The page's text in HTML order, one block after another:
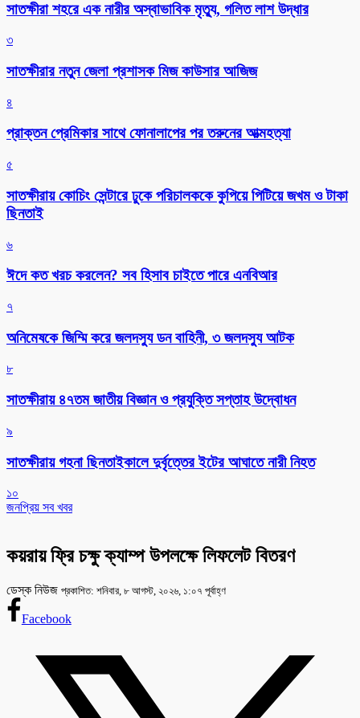
সাতক্ষীরা শহরে এক নারীর অস্বাভাবিক মৃত্যু, গলিত লাশ উদ্ধার
৩
সাতক্ষীরার নতুন জেলা প্রশাসক মিজ কাউসার আজিজ
৪
প্রাক্তন প্রেমিকার সাথে ফোনালাপের পর তরুনের আত্মহত্যা
৫
সাতক্ষীরায় কোচিং সেন্টারে ঢুকে পরিচালককে কুপিয়ে পিটিয়ে জখম ও টাকা
ছিনতাই
৬
ঈদে কত খরচ করলেন? সব হিসাব চাইতে পারে এনবিআর
৭
অনিমেষকে জিম্মি করে জলদস্যু ডন বাহিনী, ৩ জলদস্যু আটক
৮
সাতক্ষীরায় ৪৭তম জাতীয় বিজ্ঞান ও প্রযুক্তি সপ্তাহ উদ্বোধন
৯
সাতক্ষীরায় গহনা ছিনতাইকালে দুর্বৃত্তের ইটের আঘাতে নারী নিহত
১০
জনপ্রিয় সব খবর
কয়রায় ফ্রি চক্ষু ক্যাম্প উপলক্ষে লিফলেট বিতরণ
ডেস্ক নিউজ প্রকাশিত: শনিবার, ৮ আগস্ট, ২০২৬, ১:০৭ পূর্বাহ্ণ
Facebook